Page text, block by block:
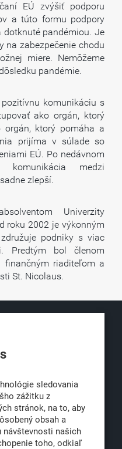
EÚ zvýšiť podporu
a túto formu podpory
pandémiou. Je
na zabezpečenie chodu
miere. Nemôžeme
pandémie.
komunikáciu s
ako orgán, ktorý
ktorý pomáha a
prijíma v súlade so
EÚ. Po nedávnom
medzi
zlepší.
Univerzity
roku 2002 je výkonným
podniky s viac
Predtým bol členom
finančným riaditeľom a
St. Nicolaus.
6
464
sledovania
zážitku z
stránok, na to, aby
obsah a
návštevnosti našich
toho, odkiaľ